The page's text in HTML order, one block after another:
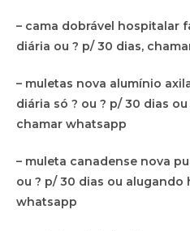
– cama dobrável hospitalar
diária ou ? p/ 30 dias,
– muletas nova alumínio
diária só ? ou ? p/ 30 dias
chamar whatsapp
– muleta canadense nova
ou ? p/ 30 dias ou
whatsapp